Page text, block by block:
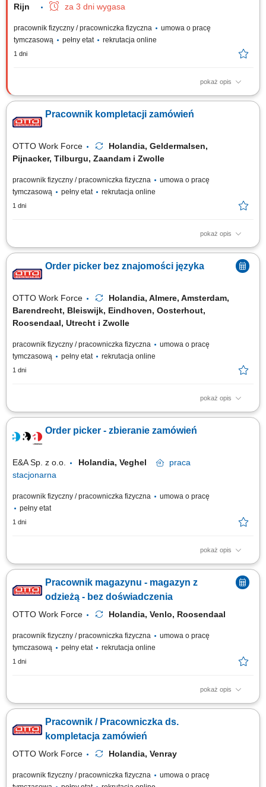
Rijn
za 3 dni wygasa
pracownik fizyczny / pracowniczka fizyczna
umowa o pracę
tymczasową
pełny etat rekrutacja online
1 dni
pokaż opis
Opis stanowiska Realizacja procesów magazynowych związanych z
przygotowywanie przesyłek do transportu; Kompletowanie zamówień
zgodnie z dokumentacją magazynową; Sortowanie, przepakowywanie i
Pracownik kompletacji zamówień
OTTO Work Force
Holandia, Geldermalsen,
Pijnacker, Tilburgu, Zaandam i Zwolle
pracownik fizyczny / pracowniczka fizyczna
umowa o pracę
tymczasową
pełny etat rekrutacja online
1 dni
pokaż opis
Twoje codzienne zadania Przygotowujesz zamówienia hurtowe dla
skanera ręcznego lub systemu voice pickingu; Podnosić i przenosić
paczki o różnej wadze; Zabezpieczać palety i przygotowywać je do
Order picker bez znajomości języka
OTTO Work Force
Holandia, Almere, Amsterdam,
Barendrecht, Bleiswijk, Eindhoven, Oosterhout,
Roosendaal, Utrecht i Zwolle
pracownik fizyczny / pracowniczka fizyczna
umowa o pracę
tymczasową
pełny etat rekrutacja online
1 dni
pokaż opis
Twoje codzienne zadania Kompletujesz i przygotowujesz zamówienia
ręcznego lub systemu voice picking Sprawdzać, czy wybierasz właściwy
produkt, w odpowiedniej ilości i jakości Pakować zamówienia tak, aby
Order picker - zbieranie zamówień
E&A Sp. z o.o. Holandia, Veghel
praca
stacjonarna
pracownik fizyczny / pracowniczka fizyczna
umowa o pracę
pełny etat
1 dni
pokaż opis
Zakres obowiązków: Zbieranie zamówień, Skanowanie produktów –
produktów pod kątem ewentualnych uszkodzeń i zgodności z
zamówieniem, Transport wewnętrzny – przemieszczanie towarów w
Pracownik magazynu - magazyn z
odzieżą - bez doświadczenia
OTTO Work Force Holandia, Venlo, Roosendaal
pracownik fizyczny / pracowniczka fizyczna
umowa o pracę
tymczasową
pełny etat rekrutacja online
1 dni
pokaż opis
Otrzymujesz pełną stawkę godzinową brutto w wysokości 16,36 €. Na tę
godzinę oraz dodatek ADV, dodatek urlopowy i udział w zyskach. W
zależności od Twoich obowiązków możesz też otrzymać dodatkowe
Pracownik / Pracowniczka ds.
kompletacja zamówień
OTTO Work Force Holandia, Venray
pracownik fizyczny / pracowniczka fizyczna
umowa o pracę